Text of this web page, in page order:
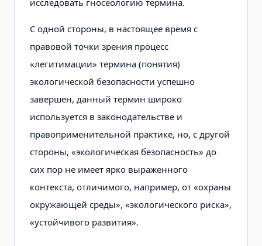
исследовать гносеологию термина.
С одной стороны, в настоящее время с
правовой точки зрения процесс
«легитимации» термина (понятия)
экологической безопасности успешно
завершен, данный термин широко
используется в законодательстве и
правоприменительной практике, но, с другой
стороны, «экологическая безопасность» до
сих пор не имеет ярко выраженного
контекста, отличимого, например, от «охраны
окружающей среды», «экологического риска»,
«устойчивого развития».